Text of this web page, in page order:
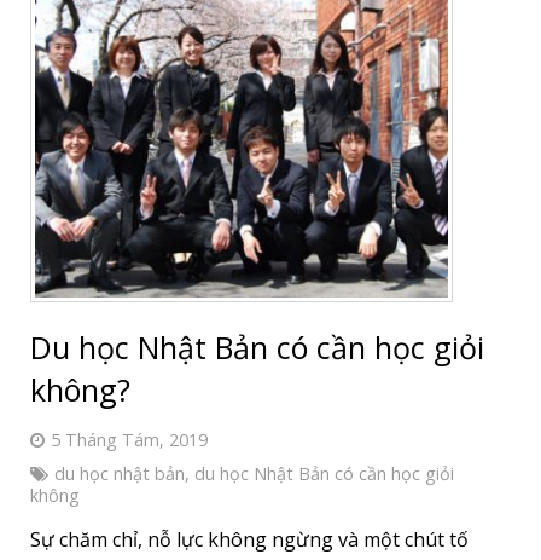
VISA
APARTMENT & HOTEL
TUYỂN DỤNG
LIÊN HỆ
Du học Nhật Bản có cần học giỏi
không?
5 Tháng Tám, 2019
du học nhật bản, du học Nhật Bản có cần học giỏi
không
Sự chăm chỉ, nỗ lực không ngừng và một chút tố